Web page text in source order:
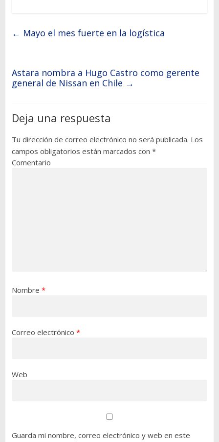
← Mayo el mes fuerte en la logística
Astara nombra a Hugo Castro como gerente
general de Nissan en Chile →
Deja una respuesta
Tu dirección de correo electrónico no será publicada. Los
campos obligatorios están marcados con *
Comentario
Nombre *
Correo electrónico *
Web
Guarda mi nombre, correo electrónico y web en este